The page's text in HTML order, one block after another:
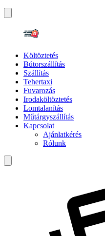
Költöztetés
Bútorszállítás
Szállítás
Tehertaxi
Fuvarozás
Irodaköltöztetés
Lomtalanítás
Műtárgyszállítás
Kapcsolat
Ajánlatkérés
Rólunk